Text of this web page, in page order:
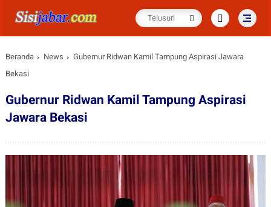
Beranda News
Gubernur Ridwan Kamil Tampung Aspirasi Jawara
Bekasi
Gubernur Ridwan Kamil Tampung Aspirasi
Jawara Bekasi